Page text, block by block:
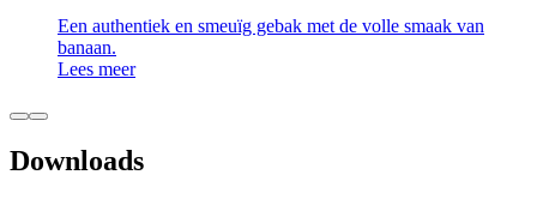
Een authentiek en smeuïg gebak met de volle smaak van
banaan.
Lees meer
Downloads